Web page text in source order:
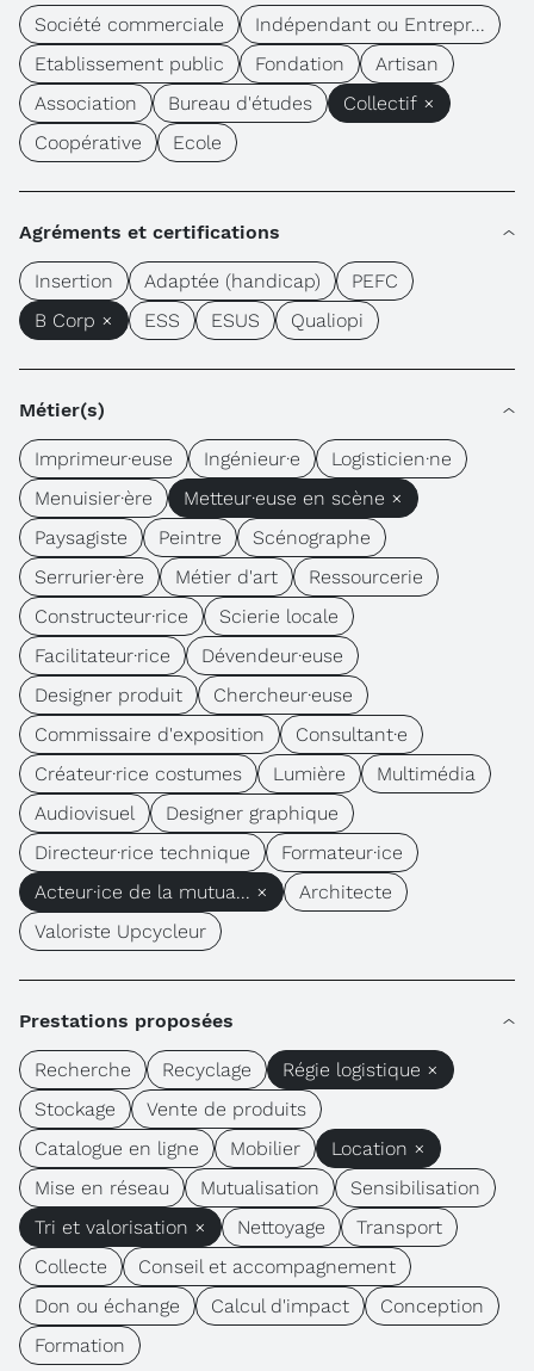
Société commerciale
Indépendant ou Entrepr...
Etablissement public
Fondation
Artisan
Association
Bureau d'études
Collectif ×
Coopérative
Ecole
Agréments et certifications
Insertion Adaptée (handicap)
PEFC
B Corp ×
ESS ESUS Qualiopi
Métier(s)
Imprimeur·euse Ingénieur·e
Logisticien·ne
Menuisier·ère
Metteur·euse en scène ×
Paysagiste
Peintre
Scénographe
Serrurier·ère
Métier d'art
Ressourcerie
Constructeur·rice
Scierie locale
Facilitateur·rice
Dévendeur·euse
Designer produit
Chercheur·euse
Commissaire d'exposition
Consultant·e
Créateur·rice costumes
Lumière
Multimédia
Audiovisuel
Designer graphique
Directeur·rice technique
Formateur·ice
Acteur·ice de la mutua... ×
Architecte
Valoriste Upcycleur
Prestations proposées
Recherche Recyclage
Régie logistique ×
Stockage
Vente de produits
Catalogue en ligne
Mobilier
Location ×
Mise en réseau
Mutualisation
Sensibilisation
Tri et valorisation ×
Nettoyage
Transport
Collecte
Conseil et accompagnement
Don ou échange
Calcul d'impact
Conception
Formation